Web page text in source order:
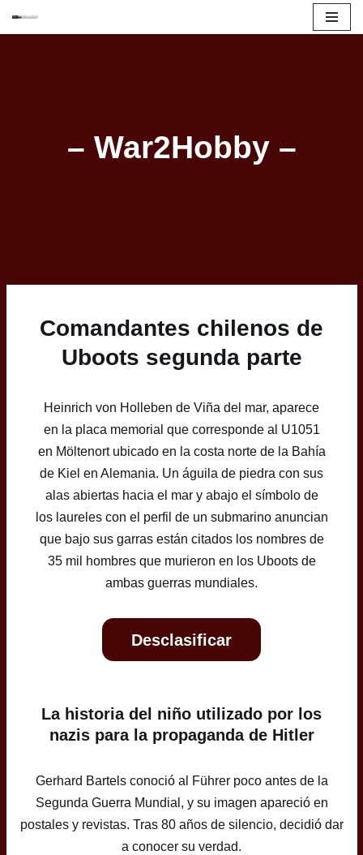
– War2Hobby –
Comandantes chilenos de
Uboots segunda parte
Heinrich von Holleben de Viña del mar, aparece
en la placa memorial que corresponde al U1051
en Möltenort ubicado en la costa norte de la Bahía
de Kiel en Alemania. Un águila de piedra con sus
alas abiertas hacia el mar y abajo el símbolo de
los laureles con el perfil de un submarino anuncian
que bajo sus garras están citados los nombres de
35 mil hombres que murieron en los Uboots de
ambas guerras mundiales.
Desclasificar
La historia del niño utilizado por los
nazis para la propaganda de Hitler
Gerhard Bartels conoció al Führer poco antes de la
Segunda Guerra Mundial, y su imagen apareció en
postales y revistas. Tras 80 años de silencio, decidió dar
a conocer su verdad.